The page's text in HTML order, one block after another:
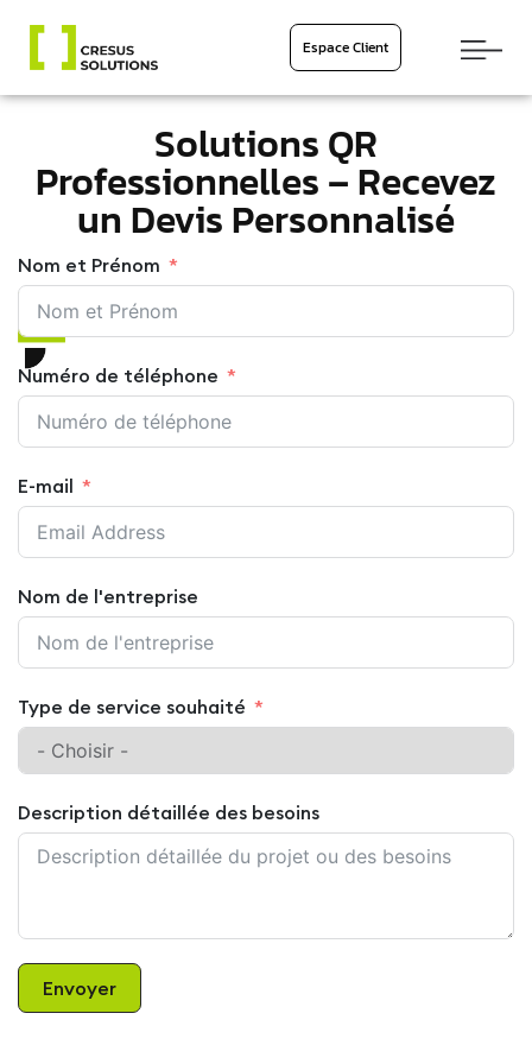
Espace Client
Solutions QR
Professionnelles – Recevez
un Devis Personnalisé
Nom et Prénom
Numéro de téléphone
E-mail
Nom de l'entreprise
Type de service souhaité
Description détaillée des besoins
Envoyer